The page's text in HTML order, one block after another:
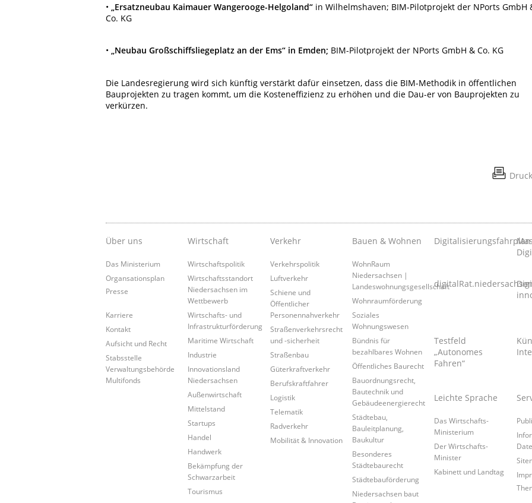
• „Ersatzneubau Kaimauer Wangerooge-Helgoland“ in Wilhelmshaven; BIM-Pilotprojekt der NPorts GmbH
Co. KG
• „Neubau Großschiffsliegeplatz an der Ems“ in Emden; BIM-Pilotprojekt der NPorts GmbH & Co. KG
Die Landesregierung wird sich künftig verstärkt dafür einsetzen, dass die BIM-Methodik in öffentlichen
Bauprojekten zu tragen kommt, um die Kosteneffizienz zu erhöhen und die Dau-er von Bauprojekten zu
verkürzen.
Über uns
Das Ministerium
Organsationsplan
Presse
Karriere
Kontakt
Aufsicht und Recht
Stabsstelle
Verwaltungsbehörde
Multifonds
Wirtschaft
Wirtschaftspolitik
Wirtschaftsstandort
Niedersachsen im
Wettbewerb
Wirtschafts- und
Infrastrukturförderung
Maritime Wirtschaft
Industrie
Innovationsland
Niedersachsen
Außenwirtschaft
Mittelstand
Startups
Handel
Handwerk
Bekämpfung der
Schwarzarbeit
Tourismus
Verkehr
Verkehrspolitik
Luftverkehr
Schiene und
Öffentlicher
Personennahverkehr
Straßenverkehrsrecht
und -sicherheit
Straßenbau
Güterkraftverkehr
Berufskraftfahrer
Logistik
Telematik
Radverkehr
Mobilität & Innovation
Bauen & Wohnen
WohnRaum
Niedersachsen |
Landeswohnungsgesellschaft
Wohnraumförderung
Soziales
Wohnungswesen
Bündnis für
bezahlbares Wohnen
Öffentliches Baurecht
Bauordnungsrecht,
Bautechnik und
Gebäudeenergierecht
Städtebau,
Bauleitplanung,
Baukultur
Besonderes
Städtebaurecht
Städtebauförderung
Niedersachsen baut
Digitalisierungsfahrplan
Testfeld
„Autonomes
Fahren“
Leichte Sprache
Das Wirtschafts-
Ministerium
Der Wirtschafts-
Minister
Kabinett und Landtag